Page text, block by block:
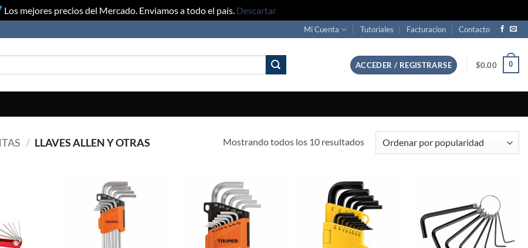
Los mejores precios del Mercado. Enviamos a todo el país. Descartar
Mi Cuenta Tutoriales Facturacion Contacto
ACCEDER / REGISTRARSE $0.00 0
/ LLAVES ALLEN Y OTRAS Mostrando todos los 10 resultadosSorted